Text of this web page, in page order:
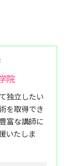
院
独立したい
を取得でき
富な講師に
いたしま